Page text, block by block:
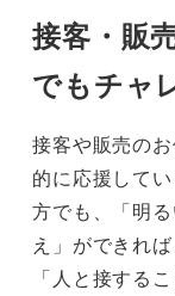
接客・販
でもチャ
接客や販売の
的に応援して
方でも、「明
え」ができれ
「人と接する